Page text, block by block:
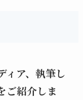
ィア、執筆し
ご紹介しま